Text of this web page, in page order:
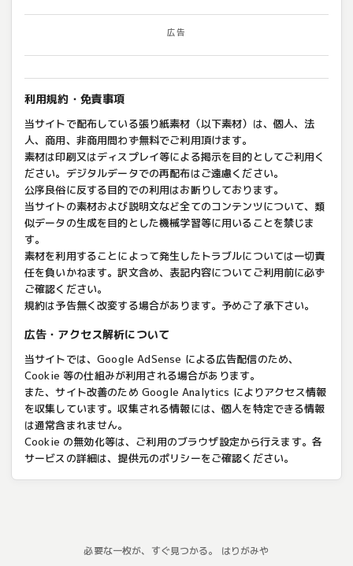
広告
利用規約・免責事項
当サイトで配布している張り紙素材（以下素材）は、個人、法
人、商用、非商用問わず無料でご利用頂けます。
素材は印刷又はディスプレイ等による掲示を目的としてご利用く
ださい。デジタルデータでの再配布はご遠慮ください。
公序良俗に反する目的での利用はお断りしております。
当サイトの素材および説明文など全てのコンテンツについて、類
似データの生成を目的とした機械学習等に用いることを禁じま
す。
素材を利用することによって発生したトラブルについては一切責
任を負いかねます。訳文含め、表記内容についてご利用前に必ず
ご確認ください。
規約は予告無く改変する場合があります。予めご了承下さい。
広告・アクセス解析について
当サイトでは、Google AdSense による広告配信のため、
Cookie 等の仕組みが利用される場合があります。
また、サイト改善のため Google Analytics によりアクセス情報
を収集しています。収集される情報には、個人を特定できる情報
は通常含まれません。
Cookie の無効化等は、ご利用のブラウザ設定から行えます。各
サービスの詳細は、提供元のポリシーをご確認ください。
必要な一枚が、すぐ見つかる。 はりがみや